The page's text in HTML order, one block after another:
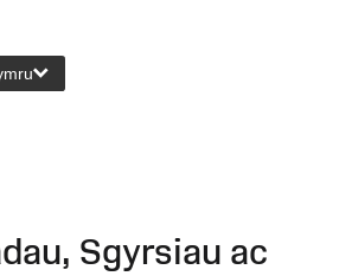
Sgyrsiau ac